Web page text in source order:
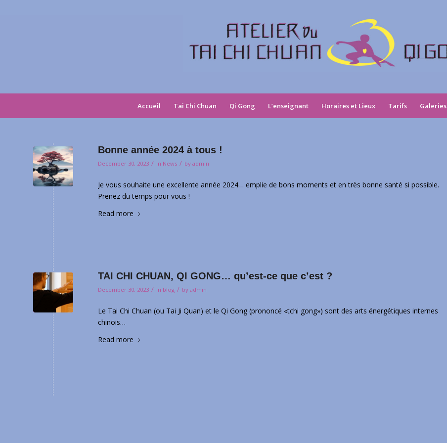
Accueil Tai Chi Chuan Qi Gong L’enseignant Horaires et Lieux Tarifs Galeries
Bonne année 2024 à tous !
December 30, 2023 / in News / by admin
Je vous souhaite une excellente année 2024… emplie de bons moments et en très bonne santé si possible.
Prenez du temps pour vous !
Read more
TAI CHI CHUAN, QI GONG… qu’est-ce que c’est ?
December 30, 2023 / in blog / by admin
Le Tai Chi Chuan (ou Tai Ji Quan) et le Qi Gong (prononcé «tchi gong») sont des arts énergétiques internes
chinois…
Read more